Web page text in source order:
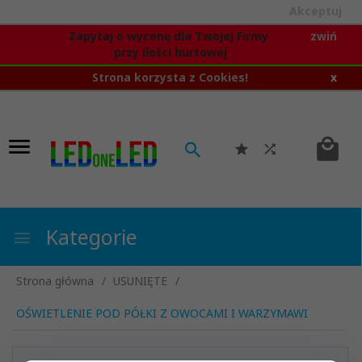
Zapytaj o wycenę dla Twojej Firmy
przy ilości hurtowej
zwiń
Strona korzysta z Cookies! x
Kategorie
Strona główna USUNIĘTE
OŚWIETLENIE POD PÓŁKI Z OWOCAMI I WARZYMAWI